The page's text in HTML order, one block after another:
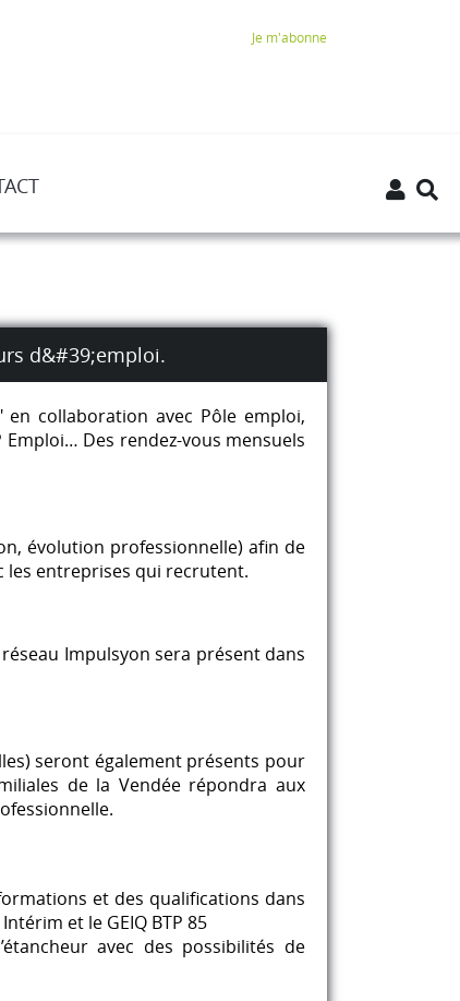
Je m'abonne
d&#39;emploi.
collaboration avec Pôle emploi,
Emploi… Des rendez-vous mensuels
évolution professionnelle) afin de
entreprises qui recrutent.
Impulsyon sera présent dans
seront également présents pour
de la Vendée répondra aux
et des qualifications dans
et le GEIQ BTP 85
avec des possibilités de